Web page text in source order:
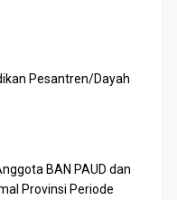
Pesantren/Dayah
BAN PAUD dan
Provinsi Periode